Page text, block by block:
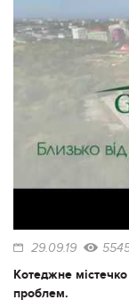
29.09.19
Котеджне
проблем.